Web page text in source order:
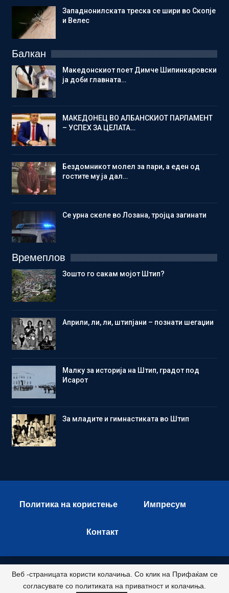
Западнонилската треска се шири во Скопје
и Велес
Балкан
Македонскиот поет Димче Шипинкаровски
ја доби главната…
МАКЕДОНЕЦ ВО АЛБАНСКИОТ ПАРЛАМЕНТ
– УСПЕХ ЗА ЦЕЛАТА…
Бездомникот молел за пари, а еден од
гостите му ја дал…
Се урна скеле во Лозана, тројца загинати
Времеплов
Зошто го сакам мојот Штип?
Aприли, ли, ли, штипјани – познати шегаџии
Малку за историја на Штип, градот под
Исарот
Зa младите и гимнастиката во Штип
Политика на користење Импресум
Контакт
© 2026 - Istok Press. All Rights Reserved.
Развиено и хостирано од
Веб -страницата користи колачиња. Со клик на Прифаќам се
согласувате со политиката на приватност и колачиња.